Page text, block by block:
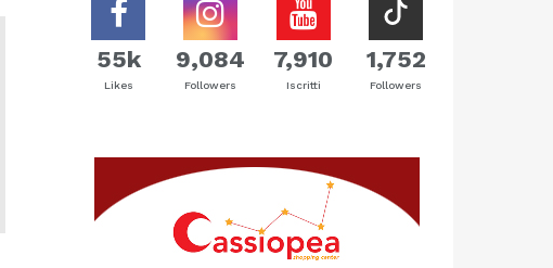
55k
Likes
9,084
Followers
7,910
Iscritti
1,752
Followers